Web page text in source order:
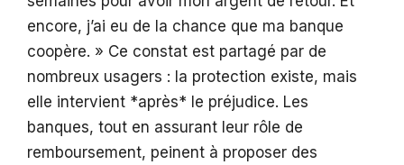
encore, j’ai eu de la chance que ma banque
coopère. » Ce constat est partagé par de
nombreux usagers : la protection existe, mais
elle intervient *après* le préjudice. Les
banques, tout en assurant leur rôle de
remboursement, peinent à proposer des